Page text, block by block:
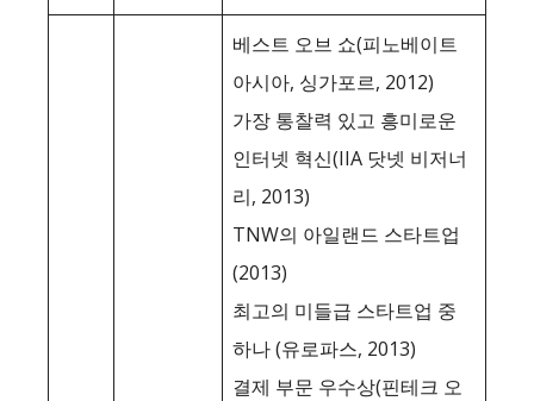
베스트 오브 쇼(피노베이트
아시아, 싱가포르, 2012)
가장 통찰력 있고 흥미로운
인터넷 혁신(IIA 닷넷 비저너
리, 2013)
TNW의 아일랜드 스타트업
(2013)
최고의 미들급 스타트업 중
하나 (유로파스, 2013)
결제 부문 우수상(핀테크 오